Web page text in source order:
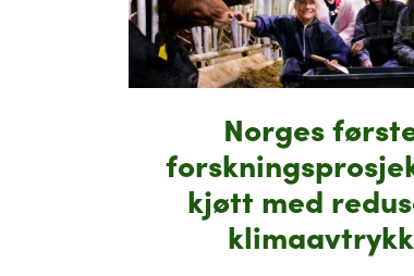
Norges
kjøtt med
klimaavtrykk